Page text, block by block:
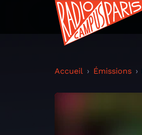
Accueil Émissions